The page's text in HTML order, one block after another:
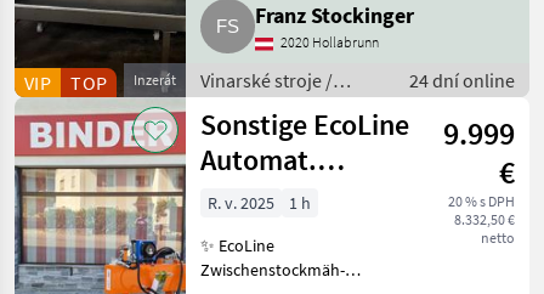
Inzerát
VIP TOP
Franz Stockinger
2020 Hollabrunn
Vinarské stroje /
Pivničné stroje
24 dní online
Sonstige EcoLine
Automat.
Zwischenstockmäher
Ostraticky
9.999
€
20 % s DPH
8.332,50 €
netto
R. v. 2025
1 h
✨ EcoLine
Zwischenstockmäh-